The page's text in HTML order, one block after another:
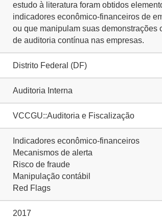
estudo à literatura foram obtidos
indicadores econômico-financeiros de
ou que manipulam suas
de auditoria contínua nas empresas.
Distrito Federal (DF)
Auditoria Interna
VCCGU::Auditoria e Fiscalização
Indicadores econômico-financeiros
Mecanismos de alerta
Risco de fraude
Manipulação contábil
Red Flags
2017